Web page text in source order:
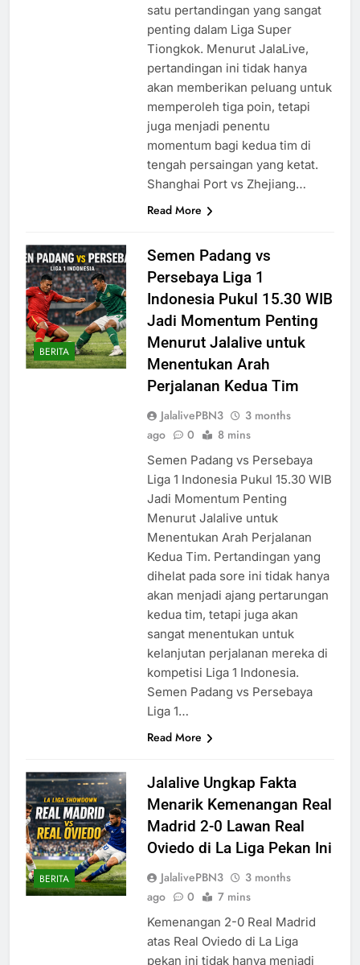
satu pertandingan yang sangat
penting dalam Liga Super
Tiongkok. Menurut JalaLive,
pertandingan ini tidak hanya
akan memberikan peluang untuk
memperoleh tiga poin, tetapi
juga menjadi penentu
momentum bagi kedua tim di
tengah persaingan yang ketat.
Shanghai Port vs Zhejiang…
Read More
BERITA
Semen Padang vs
Persebaya Liga 1
Indonesia Pukul 15.30 WIB
Jadi Momentum Penting
Menurut Jalalive untuk
Menentukan Arah
Perjalanan Kedua Tim
JalalivePBN3
3 months
ago
0 8 mins
Semen Padang vs Persebaya
Liga 1 Indonesia Pukul 15.30 WIB
Jadi Momentum Penting
Menurut Jalalive untuk
Menentukan Arah Perjalanan
Kedua Tim. Pertandingan yang
dihelat pada sore ini tidak hanya
akan menjadi ajang pertarungan
kedua tim, tetapi juga akan
sangat menentukan untuk
kelanjutan perjalanan mereka di
kompetisi Liga 1 Indonesia.
Semen Padang vs Persebaya
Liga 1…
Read More
BERITA
Jalalive Ungkap Fakta
Menarik Kemenangan Real
Madrid 2-0 Lawan Real
Oviedo di La Liga Pekan Ini
JalalivePBN3
3 months
ago
0 7 mins
Kemenangan 2-0 Real Madrid
atas Real Oviedo di La Liga
pekan ini tidak hanya menjadi